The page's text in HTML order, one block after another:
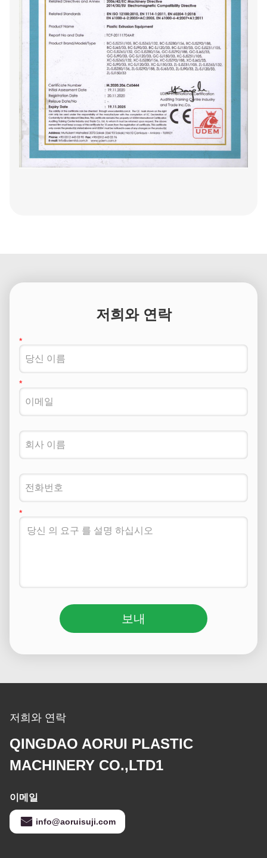
저희와 연락
보내
저희와 연락
QINGDAO AORUI PLASTIC
MACHINERY CO.,LTD1
이메일
info@aoruisuji.com